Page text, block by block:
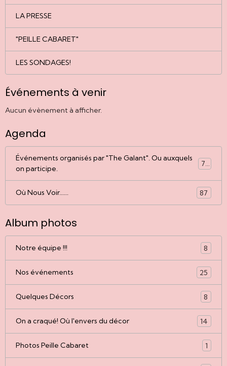
LA PRESSE
"PEILLE CABARET"
LES SONDAGES!
Événements à venir
Aucun évènement à afficher.
Agenda
Événements organisés par "The Galant". Ou auxquels
on participe.
77
Où Nous Voir...... 87
Album photos
Notre équipe !!! 8
Nos événements 25
Quelques Décors 8
On a craqué! Où l'envers du décor 14
Photos Peille Cabaret 1